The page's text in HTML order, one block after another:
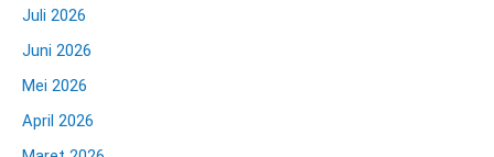
Juli 2026
Juni 2026
Mei 2026
April 2026